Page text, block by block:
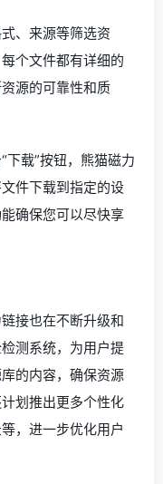
、来源等筛选资
个文件都有详细的
源的可靠性和质
下载”按钮，熊猫磁力
件下载到指定的设
确保您可以尽快享
接也在不断升级和
测系统，为用户提
的内容，确保资源
划推出更多个性化
，进一步优化用户